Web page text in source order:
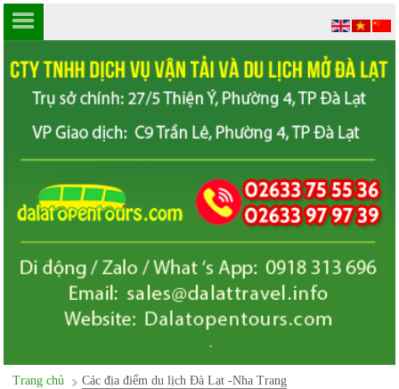
Trang chủ Các địa điểm du lịch Đà Lạt -Nha Trang